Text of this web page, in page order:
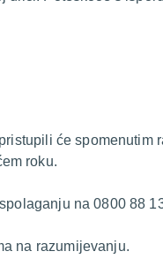
će spomenutim
roku.
na 0800 88
na razumijevanju.